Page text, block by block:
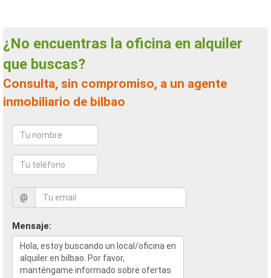
¿No encuentras la oficina en alquiler
que buscas?
Consulta, sin compromiso, a un agente
inmobiliario de bilbao
@
Mensaje: